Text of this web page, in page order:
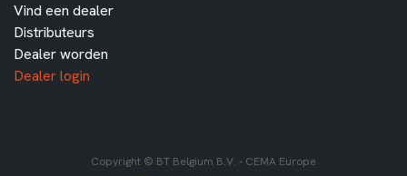
Vind een dealer
Distributeurs
Dealer worden
Dealer login
Copyright © BT Belgium B.V. - CEMA Europe